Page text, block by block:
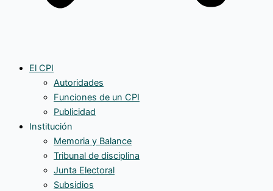
El CPI
Autoridades
Funciones de un CPI
Publicidad
Institución
Memoria y Balance
Tribunal de disciplina
Junta Electoral
Subsidios